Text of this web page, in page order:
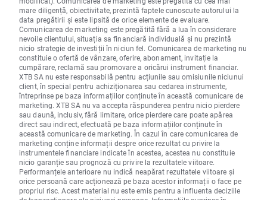
mare diligență, obiectivitate, prezintă faptele cunoscute autorului la
data pregătirii și este lipsită de orice elemente de evaluare.
Comunicarea de marketing este pregătită fără a lua în considerare
nevoile clientului, situația sa financiară individuală și nu prezintă
nicio strategie de investiții în niciun fel. Comunicarea de marketing nu
constituie o ofertă de vânzare, oferire, abonament, invitație la
cumpărare, reclamă sau promovare a oricărui instrument financiar.
XTB SA nu este responsabilă pentru acțiunile sau omisiunile niciunui
client, în special pentru achiziționarea sau cedarea instrumente,
întreprinse pe baza informațiilor conținute în această comunicare de
marketing. XTB SA nu va accepta răspunderea pentru nicio pierdere
sau daună, inclusiv, fără limitare, orice pierdere care poate apărea
direct sau indirect, efectuată pe baza informațiilor conținute în
această comunicare de marketing. În cazul în care comunicarea de
marketing conține informații despre orice rezultat cu privire la
instrumentele financiare indicate în acestea, acestea nu constituie
nicio garanție sau prognoză cu privire la rezultatele viitoare.
Performanțele anterioare nu indică neapărat rezultatele viitoare și
orice persoană care acționează pe baza acestor informații o face pe
propriul risc. Acest material nu este emis pentru a influenta deciziile